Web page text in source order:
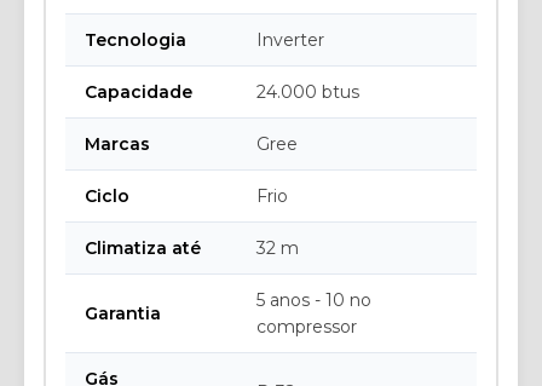
Tecnologia Inverter
Capacidade 24.000 btus
Marcas Gree
Ciclo Frio
Climatiza até 32 m
Garantia
5 anos - 10 no
compressor
Gás